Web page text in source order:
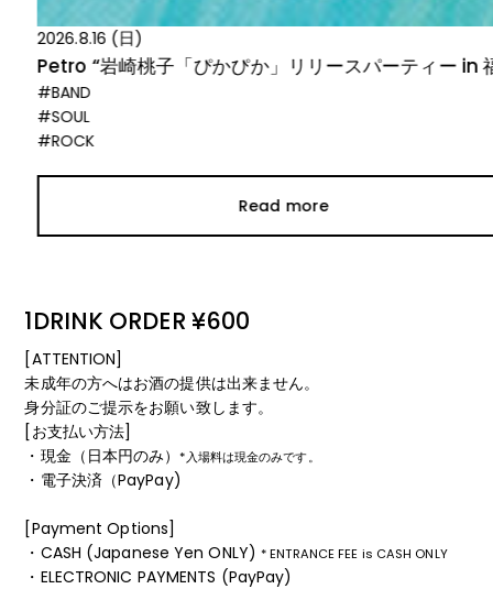
2026.8.16 (日)
Petro “岩崎桃子「ぴかぴか」リリースパーティー in 福岡”
#BAND
#SOUL
#ROCK
Read more
1DRINK ORDER ¥600
[ATTENTION]
未成年の方へはお酒の提供は出来ません。
身分証のご提示をお願い致します。
[お支払い方法]
・現金（日本円のみ）*入場料は現金のみです。
・電子決済（PayPay)
[Payment Options]
・CASH (Japanese Yen ONLY)* ENTRANCE FEE is CASH ONLY
・ELECTRONIC PAYMENTS (PayPay)